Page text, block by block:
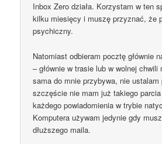
Inbox Zero działa. Korzystam w ten
kilku miesięcy i muszę przyznać, że
psychiczny.
Natomiast odbieram pocztę głównie
– głównie w trasie lub w wolnej
sama do mnie przybywa, nie ustalam
szczęście nie mam już takiego
każdego powiadomienia w trybie
Komputera używam jedynie gdy
dłuższego maila.